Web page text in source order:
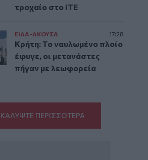
τροχαίο στο ΙΤΕ
ΕΙΔΑ-ΑΚΟΥΣΑ 17:28
Κρήτη: Το ναυλωμένο πλοίο
έφυγε, οι μετανάστες
πήγαν με λεωφορεία
ΠΕΡΙΣΣΟΤΕΡΑ